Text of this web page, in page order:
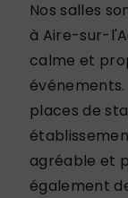
Nos salles
à Aire-sur-
calme et
places de
agréable et
également